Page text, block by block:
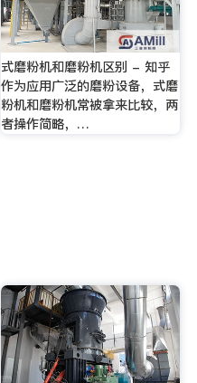
式磨粉机和磨粉机区别 - 知乎
作为应用广泛的磨粉设备，式磨
粉机和磨粉机常被拿来比较，两
者操作简略，…